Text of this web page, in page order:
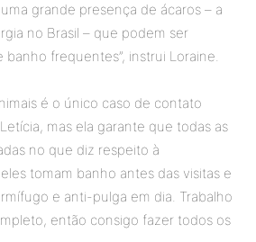
grande presença de ácaros – a
no Brasil – que podem ser
frequentes”, instrui Loraine.
é o único caso de contato
mas ela garante que todas as
no que diz respeito à
tomam banho antes das visitas e
e anti-pulga em dia. Trabalho
então consigo fazer todos os